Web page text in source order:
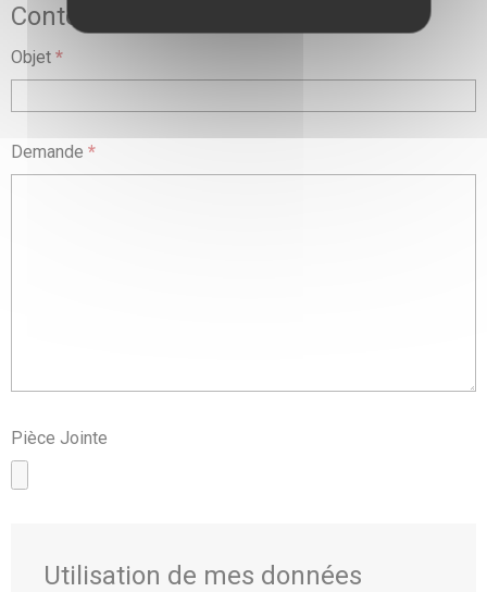
Contexte de la demande
Objet *
Demande *
Pièce Jointe
Utilisation de mes données